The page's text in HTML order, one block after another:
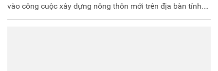
vào công cuộc xây dựng nông thôn mới trên địa bàn tỉnh.
Những năm qua, tỉnh Phú Thọ cũng có nhiều giải pháp